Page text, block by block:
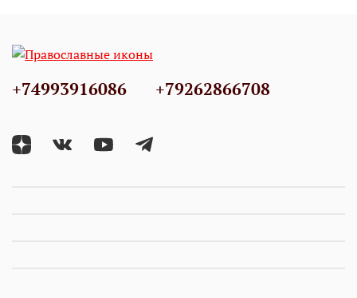
+74993916086 +79262866708